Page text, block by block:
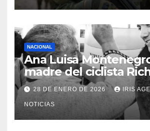
NACIONAL
Ana Luisa
madre del ciclista
Carapaz falleció en
los 73 años
28 DE ENERO DE 2026 IRIS
NOTICIAS